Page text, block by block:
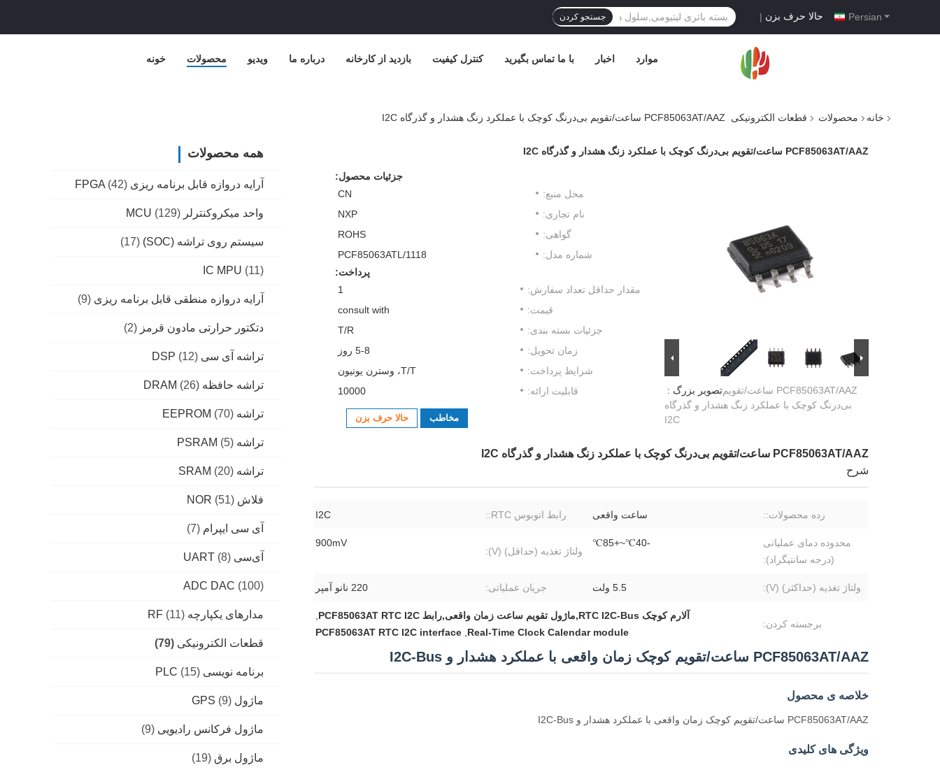
Persian حالا حرف بزن | جستجو کردن
خونه محصولات ویدیو درباره ما بازدید از کارخانه کنترل کیفیت با ما تماس بگیرید اخبار موارد
خانه محصولات قطعات الکترونیکی PCF85063AT/AAZ ساعت/تقویم بی‌درنگ کوچک با عملکرد زنگ هشدار و گذرگاه I2C
همه محصولات
آرایه دروازه قابل برنامه ریزی FPGA (42)
واحد میکروکنترلر MCU (129)
سیستم روی تراشه (SOC) (17)
IC MPU (11)
آرایه دروازه منطقی قابل برنامه ریزی (9)
دتکتور حرارتی مادون قرمز (2)
تراشه آی سی DSP (12)
تراشه حافظه DRAM (26)
تراشه EEPROM (70)
تراشه PSRAM (5)
تراشه SRAM (20)
فلاش NOR (51)
آی سی ایپرام (7)
آی‌سی UART (8)
ADC DAC (100)
مدارهای یکپارچه RF (11)
قطعات الکترونیکی (79)
برنامه نویسی PLC (15)
ماژول GPS (9)
ماژول فرکانس رادیویی (9)
ماژول برق (19)
PCF85063AT/AAZ ساعت/تقویم بی‌درنگ کوچک با عملکرد زنگ هشدار و گذرگاه I2C
تصویر بزرگ :PCF85063AT/AAZ ساعت/تقویم
بی‌درنگ کوچک با عملکرد زنگ هشدار و گذرگاه
I2C
جزئیات محصول:
محل منبع:
CN
نام تجاری:
NXP
گواهی:
ROHS
شماره مدل:
PCF85063ATL/1118
پرداخت:
مقدار حداقل تعداد سفارش:
1
قیمت:
consult with
جزئیات بسته بندی:
T/R
زمان تحویل:
5-8 روز
شرایط پرداخت:
T/T، وسترن یونیون
قابلیت ارائه:
10000
مخاطب حالا حرف بزن
PCF85063AT/AAZ ساعت/تقویم بی‌درنگ کوچک با عملکرد زنگ هشدار و گذرگاه I2C
شرح
رده محصولات:: ساعت واقعی رابط اتوبوس RTC:: I2C
محدوده دمای عملیاتی
(درجه سانتیگراد):
-40℃~+85℃
ولتاژ تغذیه (حداقل) (V):
900mV
ولتاژ تغذیه (حداکثر) (V): 5.5 ولت جریان عملیاتی: 220 نانو آمپر
برجسته کردن:
آلارم کوچک RTC I2C-Bus,ماژول تقویم ساعت زمان واقعی,رابط PCF85063AT RTC I2C
,
Real-Time Clock Calendar module
,
PCF85063AT RTC I2C interface
PCF85063AT/AAZ ساعت/تقویم کوچک زمان واقعی با عملکرد هشدار و I2C-Bus
خلاصه ی محصول
PCF85063AT/AAZ ساعت/تقویم کوچک زمان واقعی با عملکرد هشدار و I2C-Bus
ویژگی های کلیدی